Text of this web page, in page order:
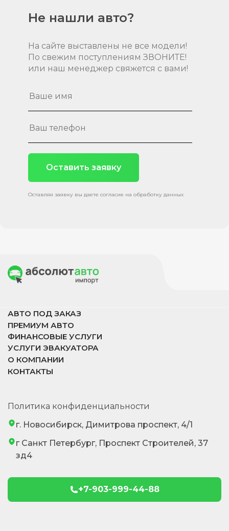
Не нашли авто?
На сайте выставлены не все модели!
По свежим поступлениям ЗВОНИТЕ!
или наш менеджер свяжется с вами!
Оставить заявку
Оставляя заявку вы даете согласие на обработку данных
АВТО ПОД ЗАКАЗ
ПРЕМИУМ АВТО
ФИНАНСОВЫЕ УСЛУГИ
УСЛУГИ ЭВАКУАТОРА
О КОМПАНИИ
КОНТАКТЫ
Политика конфиденциальности
г. Новосибирск, Димитрова проспект, 4/1
г Санкт Петербург, Проспект Строителей, 37
зд4
+7-903-999-44-88